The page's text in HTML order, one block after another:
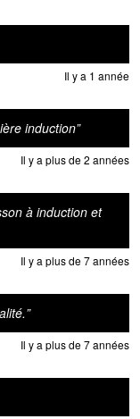
Il y a 1 année
induction”
Il y a plus de 2 années
à induction et
Il y a plus de 7 années
”
Il y a plus de 7 années